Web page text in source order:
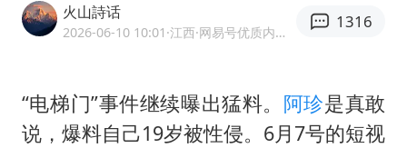
上海全力守护市民“菜篮子”
暑期研学游升温 在旅途中增长知识
猫咪过火把节被抹成黑猫
火山詩话
2026-06-10 10:01 ·江西 ·网易号优质内容创作者
1316
“电梯门”事件继续曝出猛料。 阿珍是真敢
说，爆料自己19岁被性侵。6月7号的短视